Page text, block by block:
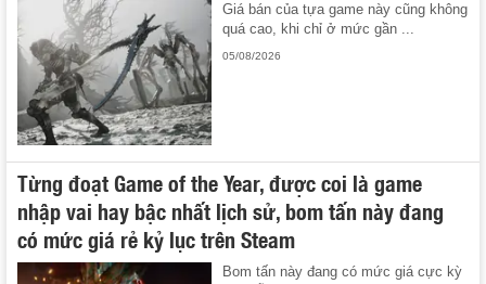
Giá bán của tựa game này cũng không
quá cao, khi chỉ ở mức gần ...
05/08/2026
Từng đoạt Game of the Year, được coi là game
nhập vai hay bậc nhất lịch sử, bom tấn này đang
có mức giá rẻ kỷ lục trên Steam
Bom tấn này đang có mức giá cực kỳ